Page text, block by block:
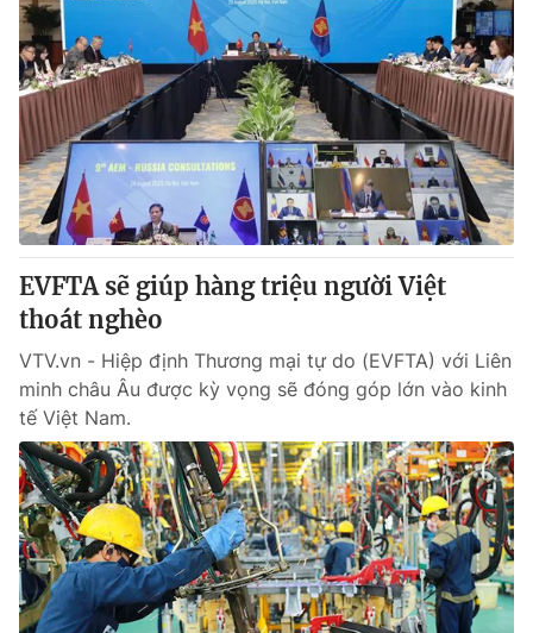
Thế giới
Tin tức
Thế giới đó đây
Câu chuyện quốc tế
Kinh tế
Tài chính
Thị trường
Góc doanh nghiệp
Dữ liệu và đời sống
Truyền hình
Phim VTV
Hậu trường
Nhân vật
Khán giả
Giải sao mai
Giải trí
Điện ảnh
Âm nhạc
Sao
Đời sống
Du lịch
Làm đẹp
Chất lượng cuộc sống
Giáo dục
Tuyển sinh
Học trực tuyến
Công nghệ
Hitech Công nghệ tương lai
Sản phẩm
Giao lưu trực tuyến
EVFTA sẽ giúp hàng triệu người Việt
thoát nghèo
VTV.vn - Hiệp định Thương mại tự do (EVFTA) với Liên
minh châu Âu được kỳ vọng sẽ đóng góp lớn vào kinh
tế Việt Nam.